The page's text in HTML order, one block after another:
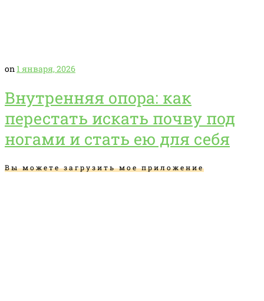
on 1 января, 2026
Внутренняя опора: как
перестать искать почву под
ногами и стать ею для себя
Вы можете загрузить мое приложение